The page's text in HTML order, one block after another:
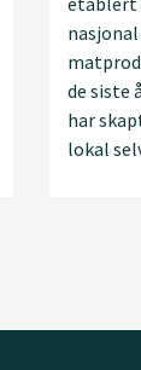
de siste
har
lokal